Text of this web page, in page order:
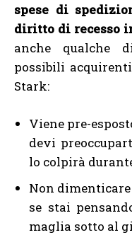
spese di
diritto di recesso
anche qualche
possibili
Stark:
Viene pre-
devi
lo colpirà
Non
se stai
maglia sotto al